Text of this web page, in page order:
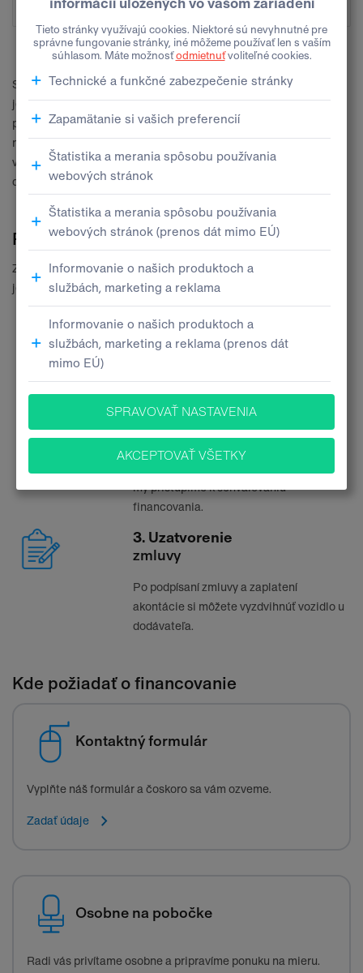
Snažíme sa ponúkať štandardný produkt - leasing alebo úver -
jednoducho a efektívne. Ak máte osobitné požiadavky, nie je to
pre nás dôvod na zamietnutie spolupráce. Naopak, je to pre
našich zamestnancov výzva naplniť vaše očakávania. Zároveň si
však individuálny prístup môže vyžadovať predloženie
dodatočných dokladov.
Postup financovania
Získať financovanie na vaše nové nákladné vozidlo je veľmi
jednoduché. Stačia iba 3 kroky.
1. Ponuka
financovania
2. Schválenie
financovania
my pristúpime k schvaľovaniu
financovania.
3. Uzatvorenie
zmluvy
Po podpísaní zmluvy a zaplatení
akontácie si môžete vyzdvihnúť vozidlo u
dodávateľa.
Kde požiadať o financovanie
Kontaktný formulár
Vyplňte náš formulár a čoskoro sa vám ozveme.
Zadať údaje
Osobne na pobočke
Radi vás privítame osobne a pripravíme ponuku na mieru.